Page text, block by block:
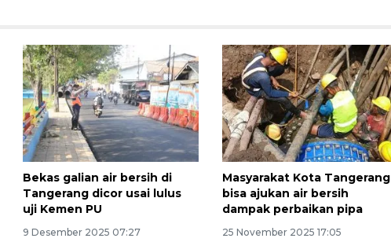
Bekas galian air bersih di
Tangerang dicor usai lulus
uji Kemen PU
9 Desember 2025 07:27
Masyarakat Kota Tangerang
bisa ajukan air bersih
dampak perbaikan pipa
25 November 2025 17:05